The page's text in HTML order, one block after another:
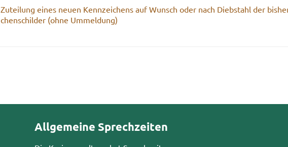
Zu­tei­lung eines neuen Kenn­zei­chens auf Wunsch oder nach Dieb­stahl der
chen­schil­der (ohne Um­mel­dung)
Allgemeine Sprechzeiten